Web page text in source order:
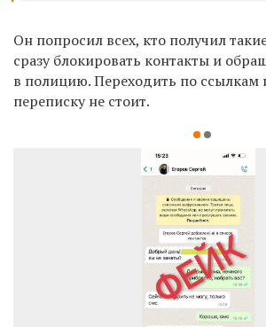
Он попросил всех, кто получил
сразу блокировать контакты и
в полицию. Переходить по ссылкам
переписку не стоит.